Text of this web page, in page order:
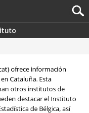
ofrece información
Cataluña. Esta
otros institutos de
destacar el Instituto
de Bélgica, así